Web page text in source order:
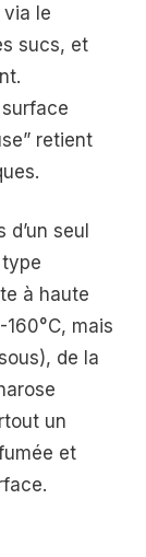
via le
sucs, et
retient
seul
à haute
mais
de la
un
et